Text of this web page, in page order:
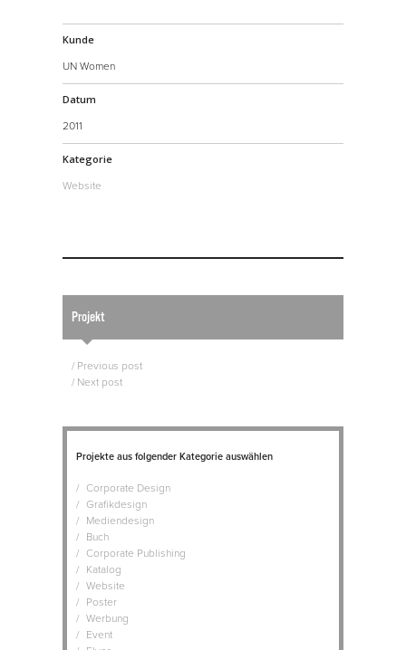
Kunde
UN Women
Datum
2011
Kategorie
Website
Projekt
Post navigation
/ Previous post
/ Next post
Projekte aus folgender Kategorie auswählen
Corporate Design
Grafikdesign
Mediendesign
Buch
Corporate Publishing
Katalog
Website
Poster
Werbung
Event